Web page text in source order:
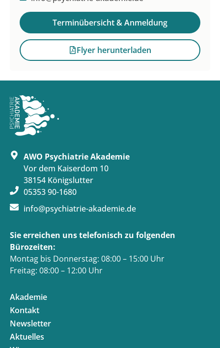
Terminübersicht & Anmeldung
Flyer herunterladen
AWO Psychiatrie Akademie
Vor dem Kaiserdom 10
38154 Königslutter
05353 90-1680
info@psychiatrie-akademie.de
Sie erreichen uns telefonisch zu folgenden
Bürozeiten:
Montag bis Donnerstag: 08:00 – 15:00 Uhr
Freitag: 08:00 – 12:00 Uhr
Akademie
Kontakt
Newsletter
Aktuelles